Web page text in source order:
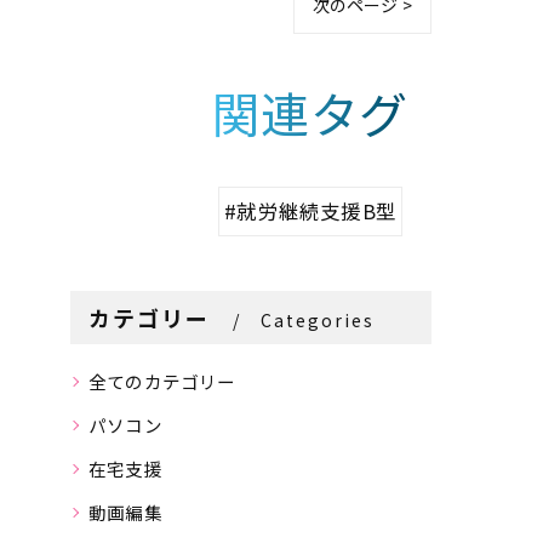
次のページ >
関連タグ
#就労継続支援B型
カテゴリー Categories
全てのカテゴリー
パソコン
在宅支援
動画編集